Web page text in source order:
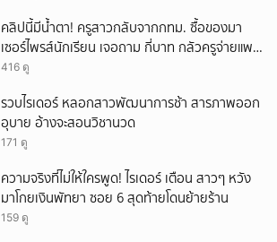
คลิปนี้มีน้ำตา! ครูสาวกลับจากกทม. ซื้อของมา
เซอร์ไพรส์นักเรียน เจอถาม กี่บาท กลัวครูจ่ายแพง
w
416 ดู
รวบไรเดอร์ หลอกสาวพัฒนาการช้า สารภาพออก
อุบาย อ้างจะสอนวิชานวด
171 ดู
ความจริงที่ไม่ให้ใครพูด! ไรเดอร์ เตือน สาวๆ หวัง
มาโกยเงินพัทยา ซอย 6 สุดท้ายโดนย้ายร้าน
159 ดู